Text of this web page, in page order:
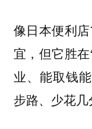
像日本便利
宜，但它胜
业、能取钱
步路、少花几